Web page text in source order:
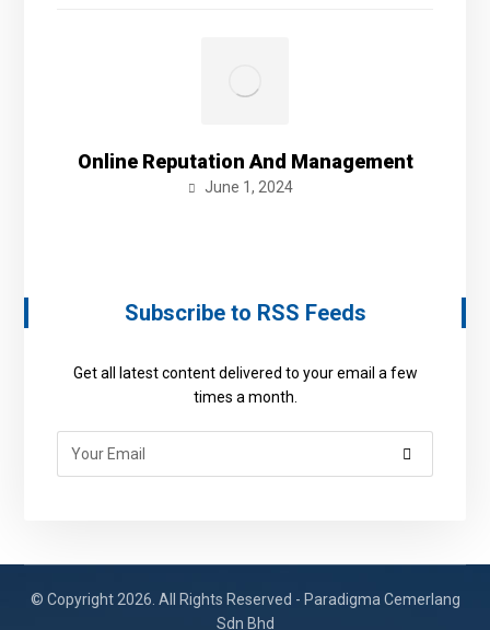
Online Reputation And Management
June 1, 2024
Subscribe to RSS Feeds
Get all latest content delivered to your email a few
times a month.
© Copyright 2026. All Rights Reserved - Paradigma Cemerlang
Sdn Bhd